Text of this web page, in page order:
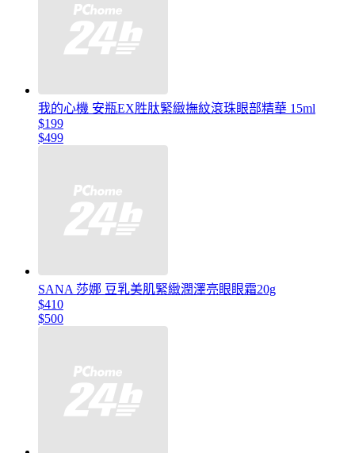
我的心機 安瓶EX胜肽緊緻撫紋滾珠眼部精華 15ml
$199
$499
SANA 莎娜 豆乳美肌緊緻潤澤亮眼眼霜20g
$410
$500